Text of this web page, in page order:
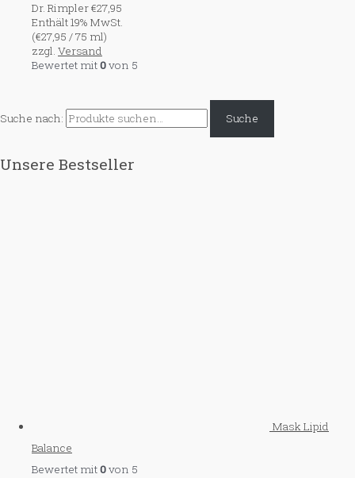
Suche nach: Suche
Unsere Bestseller
Mask Lipid
Balance
Bewertet mit0von 5
Dr. Rimpler€27,95
Enthält 19% MwSt.
(€27,95 / 75 ml)
zzgl. Versand
Bewertet mit0von 5